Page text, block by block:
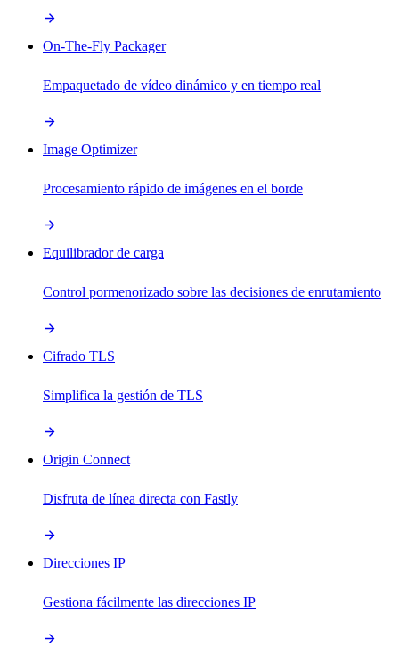
On-The-Fly Packager
Empaquetado de vídeo dinámico y en tiempo real
Image Optimizer
Procesamiento rápido de imágenes en el borde
Equilibrador de carga
Control pormenorizado sobre las decisiones de enrutamiento
Cifrado TLS
Simplifica la gestión de TLS
Origin Connect
Disfruta de línea directa con Fastly
Direcciones IP
Gestiona fácilmente las direcciones IP